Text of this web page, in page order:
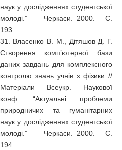
наук у дослідженнях студентської
молоді.” – Черкаси.–2000. –С.
193.
31. Власенко В. М., Дітяшов Д. Г.
Створення комп’ютерної бази
даних завдань для комплексного
контролю знань учнів з фізики //
Матеріали Всеукр. Наукової
конф. “Актуальні проблеми
природничих та гуманітарних
наук у дослідженнях студентської
молоді.” – Черкаси.–2000. –С.
194.